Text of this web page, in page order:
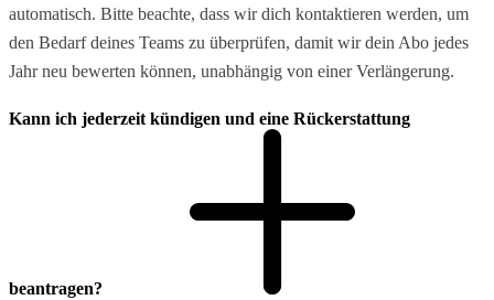
automatisch. Bitte beachte, dass wir dich kontaktieren werden, um
den Bedarf deines Teams zu überprüfen, damit wir dein Abo jedes
Jahr neu bewerten können, unabhängig von einer Verlängerung.
Kann ich jederzeit kündigen und eine Rückerstattung
beantragen?